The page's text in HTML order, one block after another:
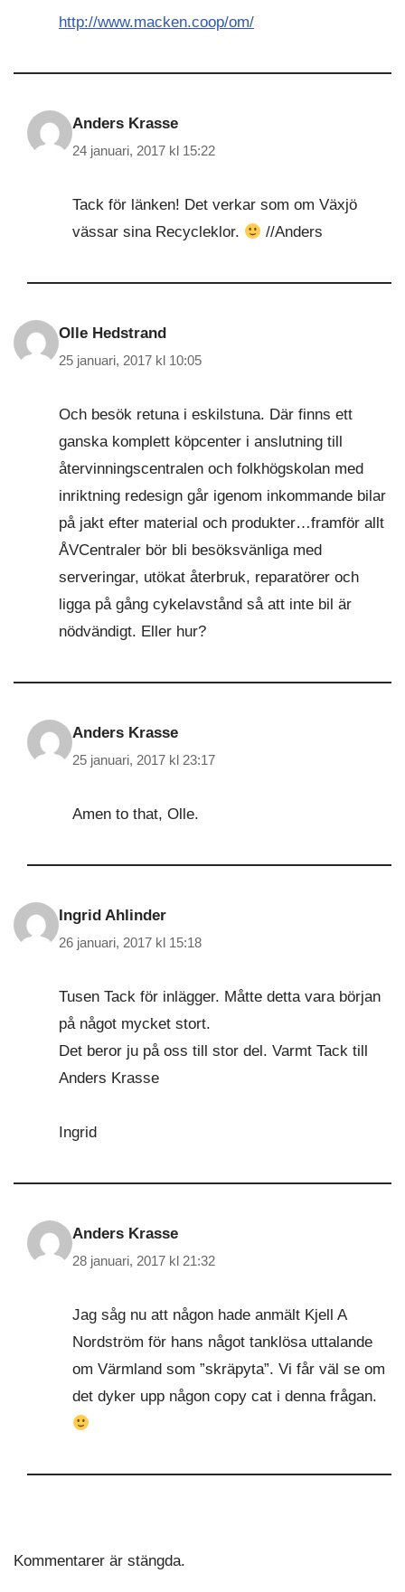
http://www.macken.coop/om/
Anders Krasse
24 januari, 2017 kl 15:22
Tack för länken! Det verkar som om Växjö
vässar sina Recycleklor.
//Anders
Olle Hedstrand
25 januari, 2017 kl 10:05
Och besök retuna i eskilstuna. Där finns ett
ganska komplett köpcenter i anslutning till
återvinningscentralen och folkhögskolan med
inriktning redesign går igenom inkommande bilar
på jakt efter material och produkter…framför allt
ÅVCentraler bör bli besöksvänliga med
serveringar, utökat återbruk, reparatörer och
ligga på gång cykelavstånd så att inte bil är
nödvändigt. Eller hur?
Anders Krasse
25 januari, 2017 kl 23:17
Amen to that, Olle.
Ingrid Ahlinder
26 januari, 2017 kl 15:18
Tusen Tack för inlägger. Måtte detta vara början
på något mycket stort.
Det beror ju på oss till stor del. Varmt Tack till
Anders Krasse
Ingrid
Anders Krasse
28 januari, 2017 kl 21:32
Jag såg nu att någon hade anmält Kjell A
Nordström för hans något tanklösa uttalande
om Värmland som ”skräpyta”. Vi får väl se om
det dyker upp någon copy cat i denna frågan.
Kommentarer är stängda.